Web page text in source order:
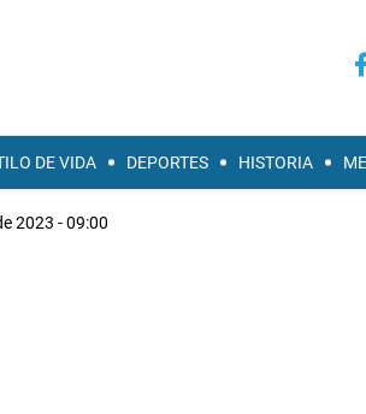
DE VIDA DEPORTES HISTORIA
2023 - 09:00